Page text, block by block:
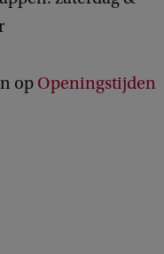
op Openingstijden